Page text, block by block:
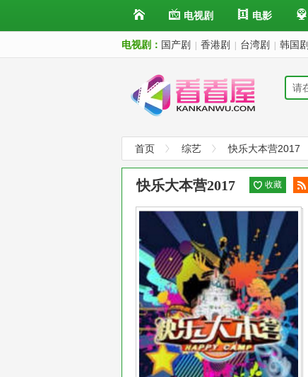
电视剧 电影
电视剧： 国产剧 香港剧 台湾剧 韩国剧
首页 综艺 快乐大本营2017
快乐大本营2017 收藏